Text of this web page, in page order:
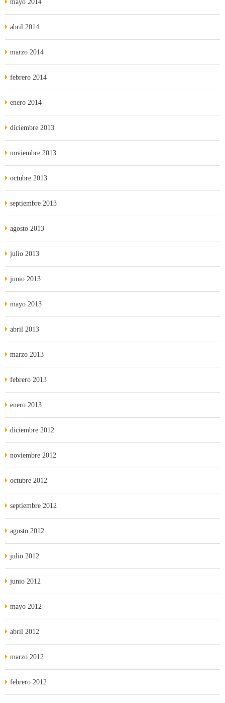
mayo 2014
abril 2014
marzo 2014
febrero 2014
enero 2014
diciembre 2013
noviembre 2013
octubre 2013
septiembre 2013
agosto 2013
julio 2013
junio 2013
mayo 2013
abril 2013
marzo 2013
febrero 2013
enero 2013
diciembre 2012
noviembre 2012
octubre 2012
septiembre 2012
agosto 2012
julio 2012
junio 2012
mayo 2012
abril 2012
marzo 2012
febrero 2012